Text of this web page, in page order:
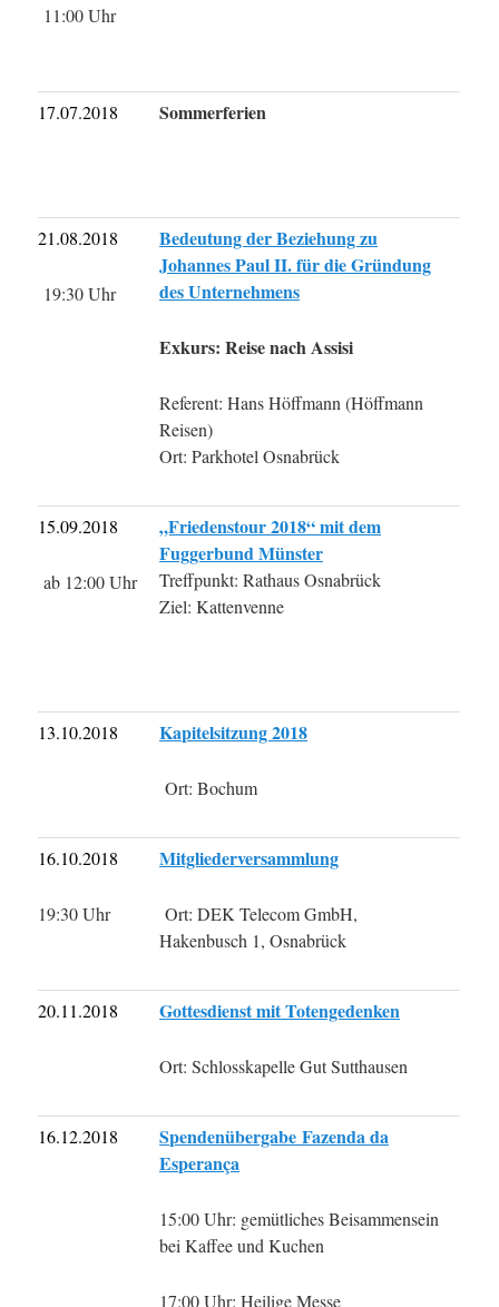
11:00 Uhr
17.07.2018 Sommerferien
21.08.2018
19:30 Uhr
Bedeutung der Beziehung zu
Johannes Paul II. für die Gründung
des Unternehmens
Exkurs: Reise nach Assisi
Referent: Hans Höffmann (Höffmann
Reisen)
Ort: Parkhotel Osnabrück
15.09.2018
ab 12:00 Uhr
„Friedenstour 2018“ mit dem
Fuggerbund Münster
Treffpunkt: Rathaus Osnabrück
Ziel: Kattenvenne
13.10.2018 Kapitelsitzung 2018
Ort: Bochum
16.10.2018
19:30 Uhr
Mitgliederversammlung
Ort: DEK Telecom GmbH,
Hakenbusch 1, Osnabrück
20.11.2018 Gottesdienst mit Totengedenken
Ort: Schlosskapelle Gut Sutthausen
16.12.2018
Spendenübergabe Fazenda da
Esperança
15:00 Uhr: gemütliches Beisammensein
bei Kaffee und Kuchen
17:00 Uhr: Heilige Messe